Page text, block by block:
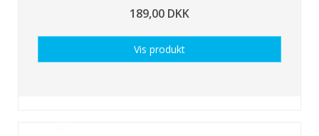
189,00 DKK
Vis produkt